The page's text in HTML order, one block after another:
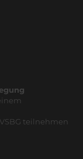
teilnehmen